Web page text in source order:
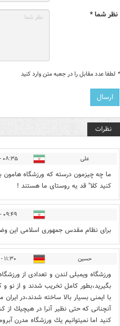
نظر شما *
* لطفا عدد مقابل را در جعبه متن وارد کنید
نظرات
علی ۰۸:۳۵ - ۱۴۰۲/۱۲/۰۹
ما چه چیزمون درسته که ورزشگاه
کنید کلا" قد یه روستای ما هستند !
۰۹:۴۹ - ۱۴۰۲/۱۲/۰۹
برای نظام مقدس جمهوری اسلامی این
حسين ۱۱:۳۰ - ۱۴۰۲/۱۲/۰۹
ورزشگاه ويمبلى لندن و تعدادى از
بگيريد،بطور كامل تخريب شدند و از نو و
با ايمنى بسيار بالا ساخته شدند،در
آنچنانى كه حتى نظير آنرا در هيچيك از
كنيد اما نميتوانيم يك ورزشگاه مدرن